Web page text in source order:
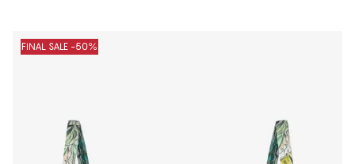
FINAL SALE -50%